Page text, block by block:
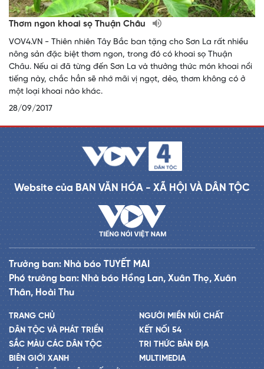
Thơm ngon khoai sọ Thuận Châu
VOV4.VN - Thiên nhiên Tây Bắc ban tặng cho Sơn La rất nhiều
nông sản đặc biệt thơm ngon, trong đó có khoai sọ Thuận
Châu. Nếu ai đã từng đến Sơn La và thưởng thức món khoai nổi
tiếng này, chắc hẳn sẽ nhớ mãi vị ngọt, dẻo, thơm không có ở
một loại khoai nào khác.
28/09/2017
Website của BAN VĂN HÓA - XÃ HỘI VÀ DÂN TỘC
Trưởng ban: Nhà báo TUYẾT MAI
Phó trưởng ban: Nhà báo Hồng Lan, Xuân Thọ, Xuân
Thân, Hoài Thu
TRANG CHỦ
DÂN TỘC VÀ PHÁT TRIỂN
SẮC MÀU CÁC DÂN TỘC
BIÊN GIỚI XANH
NGƯỜI MIỀN NÚI CHẤT
KẾT NỐI 54
TRI THỨC BẢN ĐỊA
MULTIMEDIA